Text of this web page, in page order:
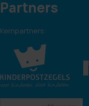
Partners
Kernpartners: